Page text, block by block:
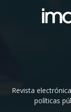
Revista
políticas